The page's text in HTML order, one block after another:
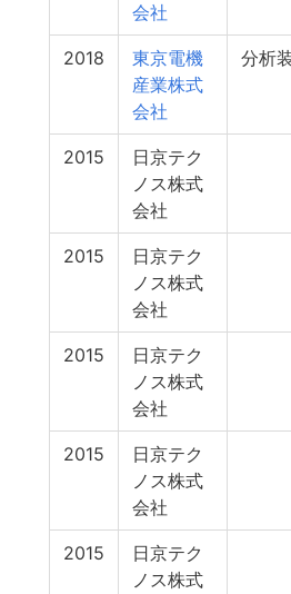
会社
2018
東京電機
産業株式
会社
分析
2015
日京テク
ノス株式
会社
2015
日京テク
ノス株式
会社
2015
日京テク
ノス株式
会社
2015
日京テク
ノス株式
会社
2015
日京テク
ノス株式